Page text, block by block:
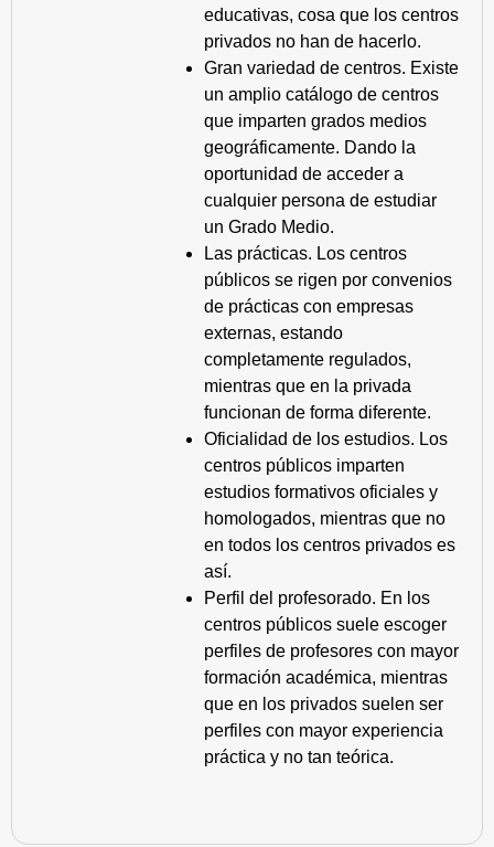
educativas, cosa que los centros
privados no han de hacerlo.
Gran variedad de centros. Existe
un amplio catálogo de centros
que imparten grados medios
geográficamente. Dando la
oportunidad de acceder a
cualquier persona de estudiar
un Grado Medio.
Las prácticas. Los centros
públicos se rigen por convenios
de prácticas con empresas
externas, estando
completamente regulados,
mientras que en la privada
funcionan de forma diferente.
Oficialidad de los estudios. Los
centros públicos imparten
estudios formativos oficiales y
homologados, mientras que no
en todos los centros privados es
así.
Perfil del profesorado. En los
centros públicos suele escoger
perfiles de profesores con mayor
formación académica, mientras
que en los privados suelen ser
perfiles con mayor experiencia
práctica y no tan teórica.